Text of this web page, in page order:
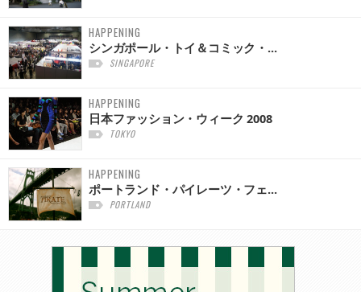
HAPPENING
シンガポール・トイ＆コミック・...
SINGAPORE
HAPPENING
日本ファッション・ウィーク 2008
TOKYO
HAPPENING
ポートランド・パイレーツ・フェ...
PORTLAND